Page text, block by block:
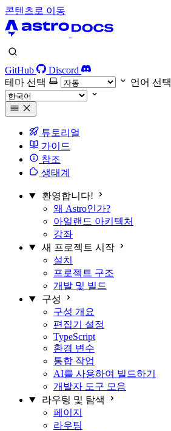
콘텐츠로 이동
GitHub
Discord
테마 선택
언어 선택
튜토리얼
가이드
참조
생태계
환영합니다!
왜 Astro인가?
아일랜드 아키텍처
강좌
새 프로젝트 시작
설치
프로젝트 구조
개발 및 빌드
구성
구성 개요
편집기 설정
TypeScript
환경 변수
통합 작업
AI를 사용하여 빌드하기
개발자 도구 모음
라우팅 및 탐색
페이지
라우팅